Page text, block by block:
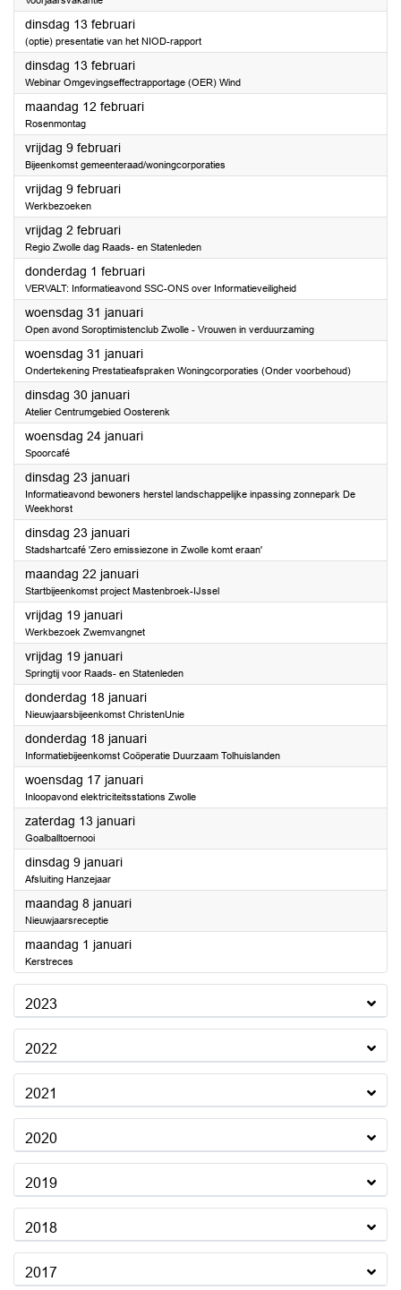
dinsdag 13 februari2024
(optie) presentatie van het NIOD-rapport
dinsdag 13 februari2024
Webinar Omgevingseffectrapportage (OER) Wind
maandag 12 februari2024
Rosenmontag
vrijdag 9 februari2024
Bijeenkomst gemeenteraad/woningcorporaties
vrijdag 9 februari2024
Werkbezoeken
vrijdag 2 februari2024
Regio Zwolle dag Raads- en Statenleden
donderdag 1 februari2024
VERVALT: Informatieavond SSC-ONS over Informatieveiligheid
woensdag 31 januari2024
Open avond Soroptimistenclub Zwolle - Vrouwen in verduurzaming
woensdag 31 januari2024
Ondertekening Prestatieafspraken Woningcorporaties (Onder voorbehoud)
dinsdag 30 januari2024
Atelier Centrumgebied Oosterenk
woensdag 24 januari2024
Spoorcafé
dinsdag 23 januari2024
Informatieavond bewoners herstel landschappelijke inpassing zonnepark De
Weekhorst
dinsdag 23 januari2024
Stadshartcafé 'Zero emissiezone in Zwolle komt eraan'
maandag 22 januari2024
Startbijeenkomst project Mastenbroek-IJssel
vrijdag 19 januari2024
Werkbezoek Zwemvangnet
vrijdag 19 januari2024
Springtij voor Raads- en Statenleden
donderdag 18 januari2024
Nieuwjaarsbijeenkomst ChristenUnie
donderdag 18 januari2024
Informatiebijeenkomst Coöperatie Duurzaam Tolhuislanden
woensdag 17 januari2024
Inloopavond elektriciteitsstations Zwolle
zaterdag 13 januari2024
Goalballtoernooi
dinsdag 9 januari2024
Afsluiting Hanzejaar
maandag 8 januari2024
Nieuwjaarsreceptie
maandag 1 januari2024
Kerstreces
2023
2022
2021
2020
2019
2018
2017